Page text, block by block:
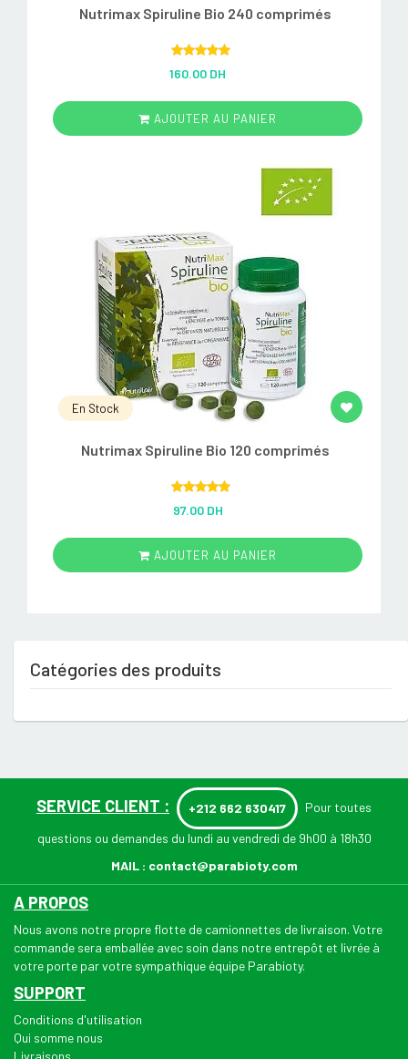
Nutrimax Spiruline Bio 240 comprimés
out of 5
160.00 DH
AJOUTER AU PANIER
En Stock
Nutrimax Spiruline Bio 120 comprimés
out of 5
97.00 DH
AJOUTER AU PANIER
Catégories des produits
SERVICE CLIENT : +212 662 630417 Pour toutes
questions ou demandes du lundi au vendredi de 9h00 à 18h30
MAIL : contact@parabioty.com
A PROPOS
Nous avons notre propre flotte de camionnettes de livraison. Votre
commande sera emballée avec soin dans notre entrepôt et livrée à
votre porte par votre sympathique équipe Parabioty.
SUPPORT
Conditions d'utilisation
Qui somme nous
Livraisons